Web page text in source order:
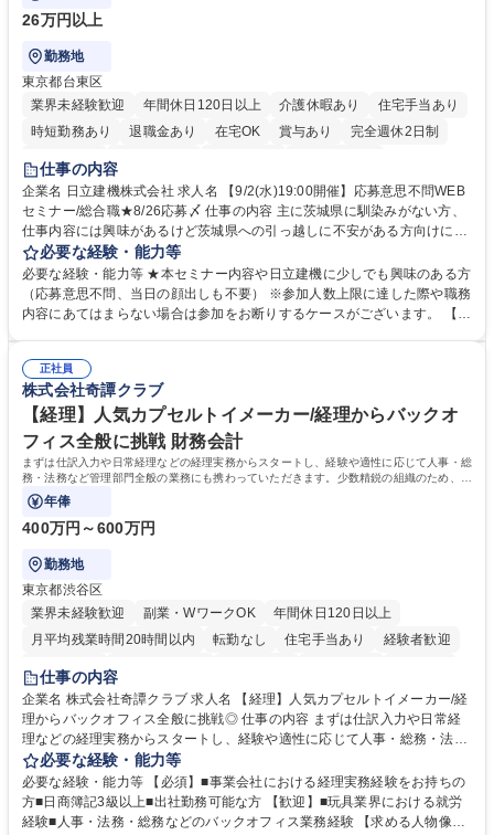
26万円以上
勤務地
東京都台東区
業界未経験歓迎
年間休日120日以上 介護休暇あり
住宅手当あり
時短勤務あり
退職金あり 在宅OK 賞与あり
完全週休2日制
交通費支給
仕事の内容
企業名 日立建機株式会社 求人名 【9/2(水)19:00開催】応募意思不問WEB
セミナー/総合職★8/26応募〆 仕事の内容 主に茨城県に馴染みがない方、
仕事内容には興味があるけど茨城県への引っ越しに不安がある方向けに、
地域情報を中心としたWEBセミナーを実施します。地域情報、福利厚生情
報等をお伝えします。 【セミナー内容】■地域説明、周辺施設情報を中心
にお伝えし、住宅相場や実際に社員がどの地域に住んでどのような生活を
しているのかについてもお伝えします。日立建機には借上げ部屋制度、住
参加時のお顔出しも不要です。ぜひ、お気軽にエントリーください。 募集
職種 【9/2(水)19:00開催】応募意思不問WEBセミナー/総合職★8/26応募
〆
必要な経験・能力等
必要な経験・能力等 ★本セミナー内容や日立建機に少しでも興味のある方
（応募意思不問、当日の顔出しも不要） ※参加人数上限に達した際や職務
内容にあてはまらない場合は参加をお断りするケースがございます。 【主
格：正社員
株式会社奇譚クラブ
【経理】人気カプセルトイメーカー/経理からバックオ
フィス全般に挑戦 財務会計
まずは仕訳入力や日常経理などの経理実務からスタートし、経験や適性に応じて人事・総
務・法務など管理部門全般の業務にも携わっていただきます。少数精鋭の組織のため、管
理部門責任者のもとで幅広い実務経験を
年俸
400万円～600万円
勤務地
東京都渋谷区
業界未経験歓迎
副業・WワークOK
年間休日120日以上
月平均残業時間20時間以内
転勤なし 住宅手当あり
経験者歓迎
退職金あり
仕事の内容
企業名 株式会社奇譚クラブ 求人名 【経理】人気カプセルトイメーカー/経
理からバックオフィス全般に挑戦◎ 仕事の内容 まずは仕訳入力や日常経
理などの経理実務からスタートし、経験や適性に応じて人事・総務・法務
など管理部門全般の業務にも携わっていただきます。少数精鋭の組織のた
め、管理部門責任者のもとで幅広い実務経験を 積みながら、バックオフィ
ス全般の知識・経験を身につけられるポジションです。 【業務詳細】 ■会
計ソフト（弥生会計）への仕訳入力■請求書の処理、経費精算 ■売掛金・
必要な経験・能力等
必要な経験・能力等 【必須】■事業会社における経理実務経験をお持ちの
方■日商簿記3級以上■出社勤務可能な方 【歓迎】■玩具業界における就労
経験■人事・法務・総務などのバックオフィス業務経験 【求める人物像】